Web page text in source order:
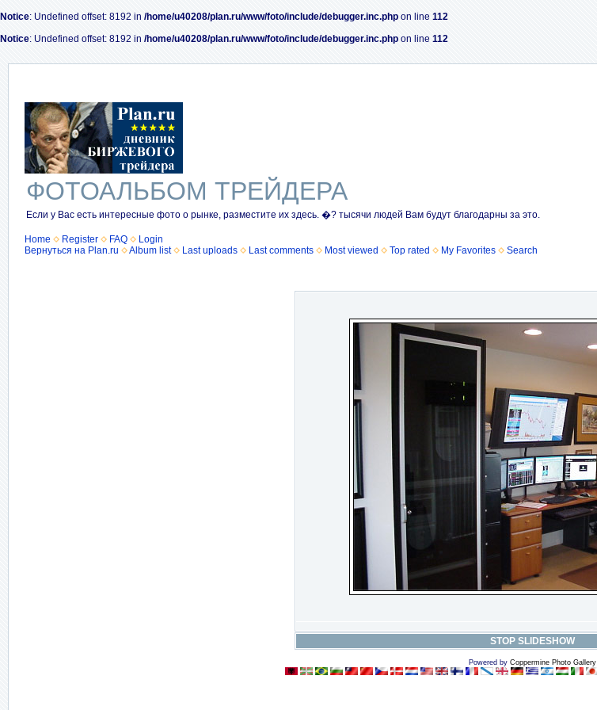
Notice: Undefined offset: 8192 in /home/u40208/plan.ru/www/foto/include/debugger.inc.php on line 112
Notice: Undefined offset: 8192 in /home/u40208/plan.ru/www/foto/include/debugger.inc.php on line 112
ФОТОАЛЬБОМ ТРЕЙДЕРА
Если у Вас есть интересные фото о рынке, разместите их здесь. �? тысячи людей Вам будут благодарны за это.
Home Register FAQ
Login
Вернуться на Plan.ru
Album list Last uploads Last comments Most viewed Top rated My Favorites Search
STOP SLIDESHOW
Powered by Coppermine Photo Gallery